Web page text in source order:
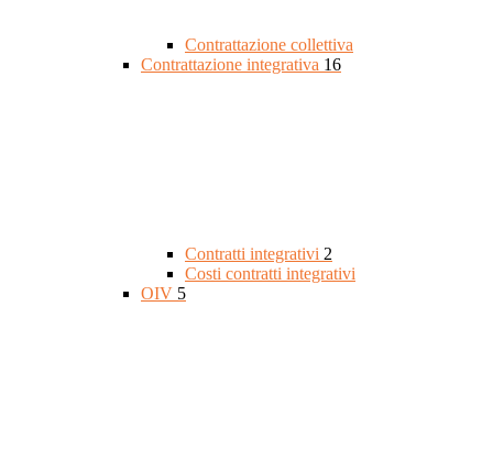
Contrattazione collettiva
Contrattazione integrativa 16
Contratti integrativi 2
Costi contratti integrativi
OIV 5